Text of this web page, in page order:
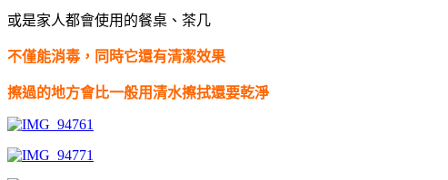
或是家人都會使用的餐桌、茶几
不僅能消毒，同時它還有清潔效果
擦過的地方會比一般用清水擦拭還要乾淨